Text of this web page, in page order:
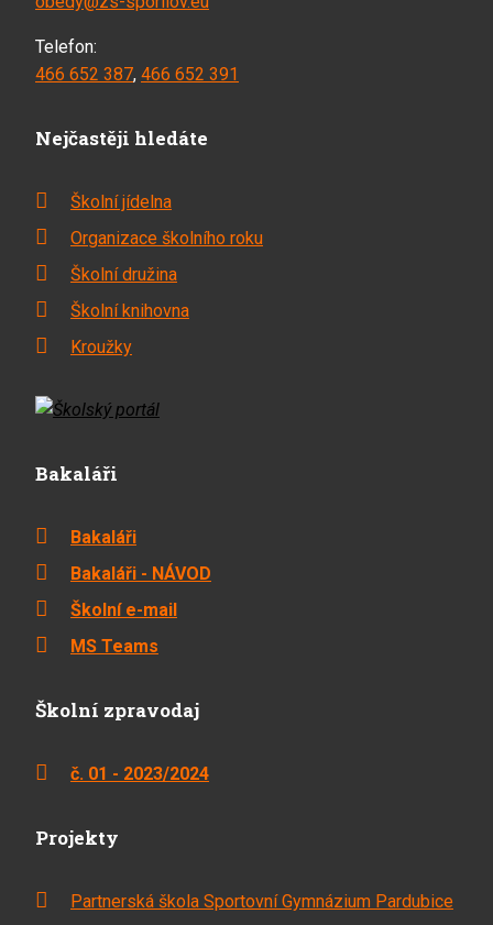
Telefon:
466 652 387, 466 652 391
Nejčastěji hledáte
Školní jídelna
Organizace školního roku
Školní družina
Školní knihovna
Kroužky
Bakaláři
Bakaláři
Bakaláři - NÁVOD
Školní e-mail
MS Teams
Školní zpravodaj
č. 01 - 2023/2024
Projekty
Partnerská škola Sportovní Gymnázium Pardubice